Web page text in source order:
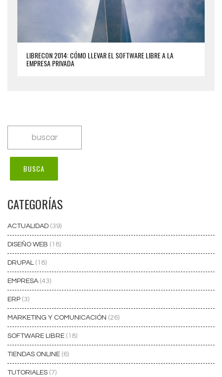
LIBRECON 2014: CÓMO LLEVAR EL SOFTWARE LIBRE A LA
EMPRESA PRIVADA
CATEGORÍAS
ACTUALIDAD (39)
DISEÑO WEB (18)
DRUPAL (18)
EMPRESA (43)
ERP (3)
MARKETING Y COMUNICACIÓN (26)
SOFTWARE LIBRE (18)
TIENDAS ONLINE (6)
TUTORIALES (7)